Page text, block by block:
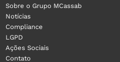
Sobre o Grupo MCassab
Notícias
Compliance
LGPD
Ações Sociais
Contato